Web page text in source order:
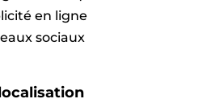
en ligne
sociaux